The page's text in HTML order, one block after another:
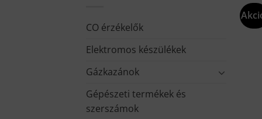
CO érzékelők
Elektromos készülékek
Gázkazánok
Gépészeti termékek és
szerszámok